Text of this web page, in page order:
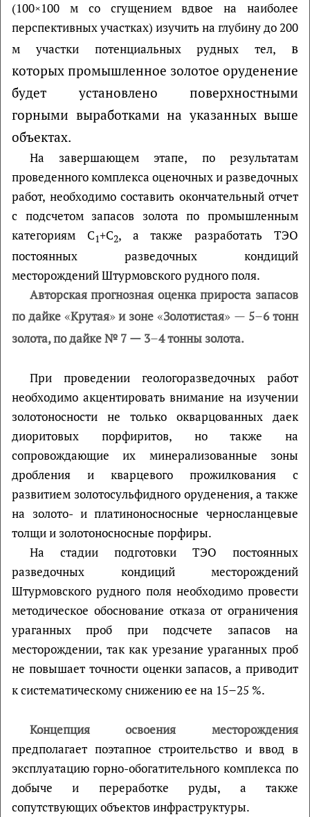
(100×100 м со сгущением вдвое на наиболее
перспективных участках) изучить на глубину до 200
м участки потенциальных рудных тел, в
которыхпромышленное золотое оруденение
будет установлено поверхностными
горными выработками на указанных выше
объектах.
На завершающем этапе, по результатам
проведенного комплекса оценочных и разведочных
работ, необходимо составить окончательный отчет
с подсчетом запасов золота по промышленным
категориям С1+С2, а также разработать ТЭО
постоянных разведочных кондиций
месторождений Штурмовского рудного поля.
Авторская прогнозная оценка прироста запасов
по дайке «Крутая»и зоне «Золотистая» — 5–6 тонн
золота, по дайке № 7 — 3–4 тонны золота.
При проведении геологоразведочных работ
необходимо акцентировать внимание на изучении
золотоносности не только окварцованных даек
диоритовых порфиритов, но также на
сопровождающие их минерализованные зоны
дробления и кварцевого прожилкования с
развитием золотосульфидного оруденения, а также
на золото- и платиноносносные черносланцевые
толщи и золотоносносные порфиры.
На стадии подготовки ТЭО постоянных
разведочных кондиций месторождений
Штурмовского рудного поля необходимо провести
методическое обоснование отказа от ограничения
ураганных проб при подсчете запасов на
месторождении, так как урезание ураганных проб
не повышает точности оценки запасов, а приводит
к систематическому снижению ее на 15–25 %.
Концепция освоения месторождения
предполагает поэтапное строительство и ввод в
эксплуатацию горно-обогатительного комплекса по
добыче и переработке руды, а также
сопутствующих объектов инфраструктуры.